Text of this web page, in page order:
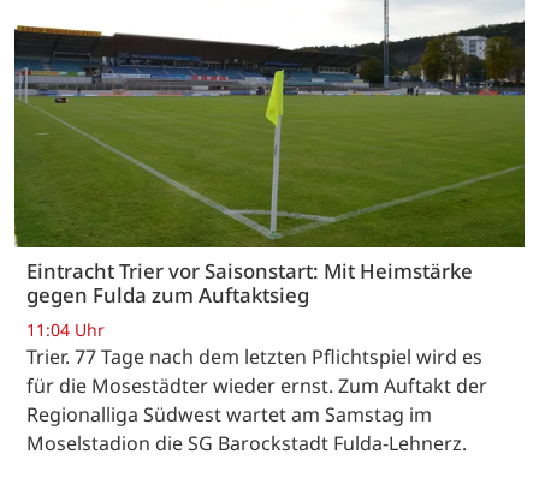
Eintracht Trier vor Saisonstart: Mit Heimstärke
gegen Fulda zum Auftaktsieg
11:04 Uhr
Trier. 77 Tage nach dem letzten Pflichtspiel wird es
für die Mosestädter wieder ernst. Zum Auftakt der
Regionalliga Südwest wartet am Samstag im
Moselstadion die SG Barockstadt Fulda-Lehnerz.